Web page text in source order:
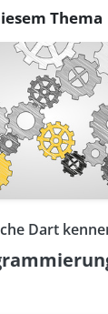
Thema
Dart